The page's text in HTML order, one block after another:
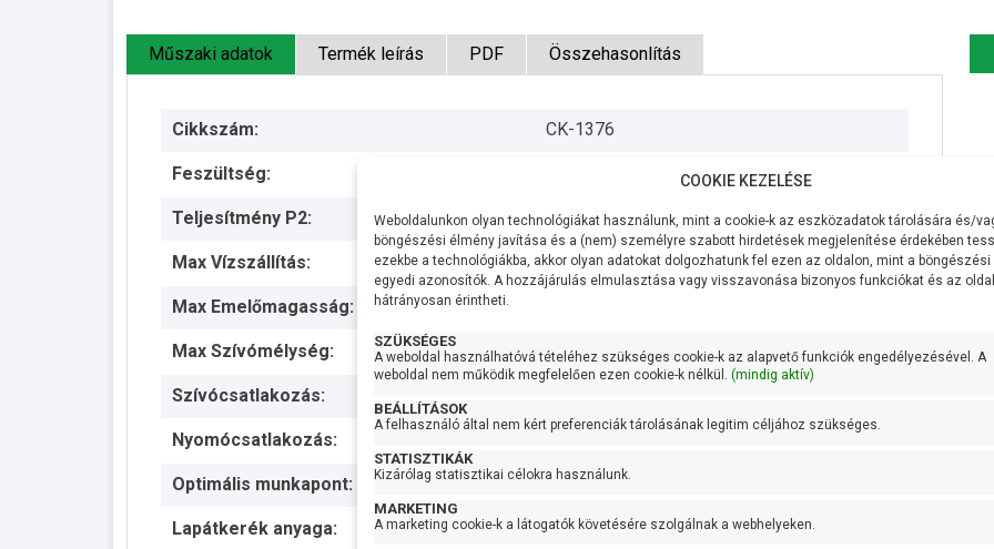
Műszaki adatok Termék leírás PDF Összehasonlítás
Cikkszám: CK-1376
Feszültség:
Teljesítmény P2: 370W
Max Vízszállítás: 70 liter/perc
Max Emelőmagasság:
Max Szívómélység: 7 méter
Szívócsatlakozás:
Nyomócsatlakozás: 1 coll
Optimális munkapont: 20 méteren 30 liter/perc
Lapátkerék anyaga: AISI 304 rozsdamentes acél
COOKIE KEZELÉSE
Weboldalunkon olyan technológiákat használunk, mint a cookie-k az eszközadatok tárolására és/
böngészési élmény javítása és a (nem) személyre szabott hirdetések megjelenítése érdekében
ezekbe a technológiákba, akkor olyan adatokat dolgozhatunk fel ezen az oldalon, mint a
egyedi azonosítók. A hozzájárulás elmulasztása vagy visszavonása bizonyos funkciókat és az
hátrányosan érintheti.
SZÜKSÉGES
A weboldal használhatóvá tételéhez szükséges cookie-k az alapvető funkciók engedélyezésével. A
weboldal nem működik megfelelően ezen cookie-k nélkül. (mindig aktív)
BEÁLLÍTÁSOK
A felhasználó által nem kért preferenciák tárolásának legitim céljához szükséges.
STATISZTIKÁK
Kizárólag statisztikai célokra használunk.
MARKETING
A marketing cookie-k a látogatók követésére szolgálnak a webhelyeken.